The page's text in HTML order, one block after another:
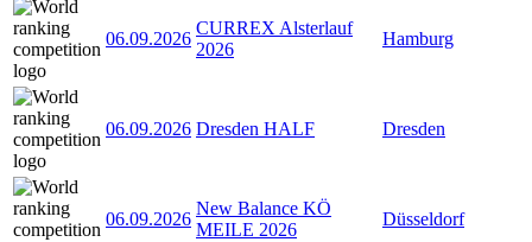
06.09.2026
CURREX Alsterlauf
2026
Hamburg
06.09.2026 Dresden HALF Dresden
06.09.2026
New Balance KÖ
MEILE 2026
Düsseldorf